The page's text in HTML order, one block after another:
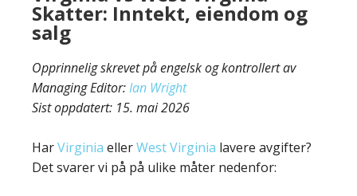
Skatter: Inntekt, eiendom og
salg
Opprinnelig skrevet på engelsk og kontrollert av
Managing Editor:Ian Wright
Sist oppdatert: 15. mai 2026
HarVirginia ellerWest Virginia lavere avgifter?
Det svarer vi på på ulike måter nedenfor: